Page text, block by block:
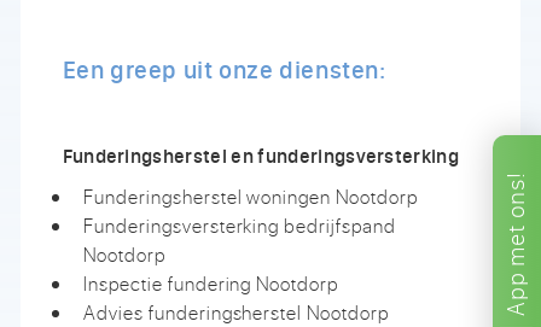
App
met
ons!
Een greep uit onze diensten:
Funderingsherstel en funderingsversterking
Funderingsherstel woningen Nootdorp
Funderingsversterking bedrijfspand
Nootdorp
Inspectie fundering Nootdorp
Advies funderingsherstel Nootdorp